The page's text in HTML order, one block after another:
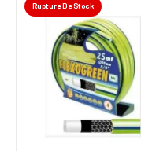
Rupture De Stock